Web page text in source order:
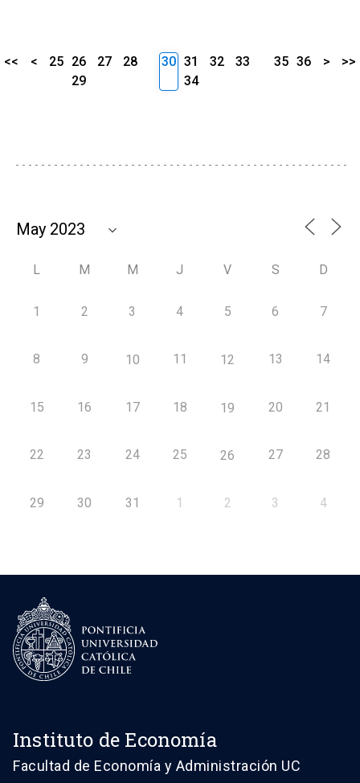
<< < 25 26 27
28
29
30 31 32
33
34
35 36 > >>
L M M J V S D
1 2 3 4 5 6 7
8 9 10 11 12 13 14
15 16 17 18 19 20 21
22 23 24 25 26 27 28
29 30 31 1 2 3 4
Instituto de Economía
Facultad de Economía y Administración UC